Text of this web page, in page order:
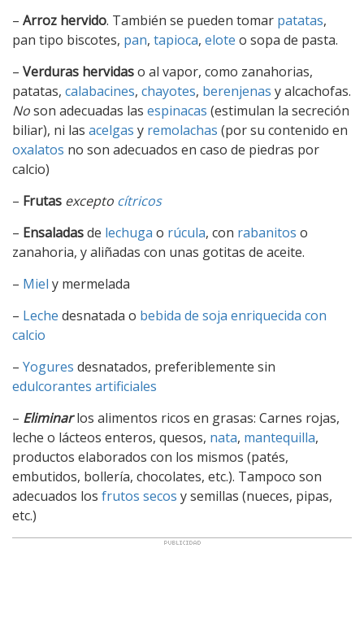
– Arroz hervido. También se pueden tomar patatas,
pan tipo biscotes, pan, tapioca, elote o sopa de pasta.
– Verduras hervidaso al vapor, como zanahorias,
patatas, calabacines, chayotes, berenjenas y alcachofas.
Noson adecuadas las espinacas (estimulan la secreción
biliar), ni las acelgas y remolachas (por su contenido en
oxalatos no son adecuados en caso de piedras por
calcio)
– Frutas excepto cítricos
– Ensaladasde lechuga o rúcula, con rabanitos o
zanahoria, y aliñadas con unas gotitas de aceite.
– Miel y mermelada
– Leche desnatada o bebida de soja enriquecida con
calcio
– Yogures desnatados, preferiblemente sin
edulcorantes artificiales
– Eliminarlos alimentos ricos en grasas: Carnes rojas,
leche o lácteos enteros, quesos, nata, mantequilla,
productos elaborados con los mismos (patés,
embutidos, bollería, chocolates, etc.). Tampoco son
adecuados los frutos secos y semillas (nueces, pipas,
etc.)